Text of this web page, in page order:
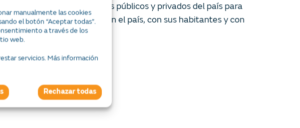
manualmente las cookies
el botón “Aceptar todas”.
a través de los
web.
servicios. Más información
Rechazar todas
salud y los hospitales públicos y privados del país para
su compromiso con el país, con sus habitantes y con